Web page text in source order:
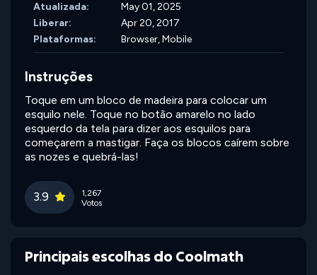
Atualizada:
May 01, 2025
Liberar:
Apr 20, 2017
Plataformas:
Browser, Mobile
Instruções
Toque em um bloco de madeira para colocar um
esquilo nele. Toque no botão amarelo no lado
esquerdo da tela para dizer aos esquilos para
começarem a mastigar. Faça os blocos caírem sobre
as nozes e quebrá-las!
3.9
1,267
Votos
Principais escolhas do Coolmath